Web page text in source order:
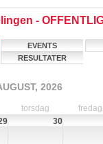
-
EVENTS
RESULTATER
2026
torsdag
fredag
30